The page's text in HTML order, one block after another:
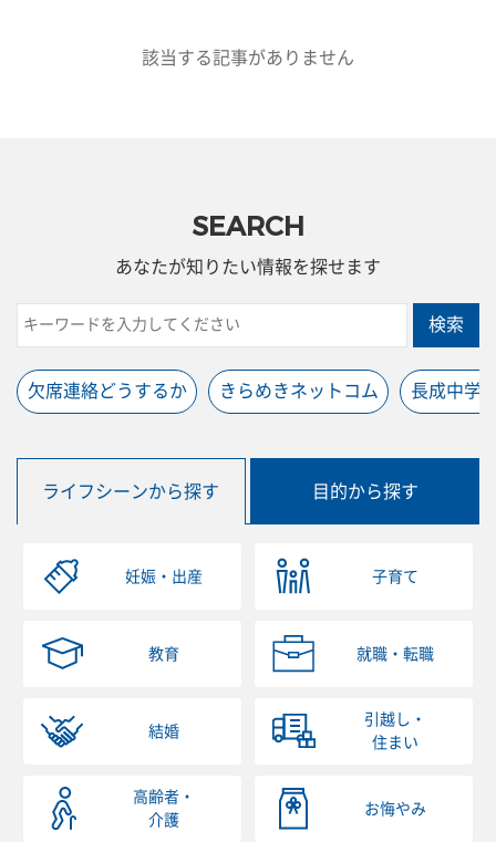
該当する記事がありません
SEARCH
あなたが知りたい情報を探せます
検索
欠席連絡どうするか きらめきネットコム 長成中学
ライフシーンから探す 目的から探す
妊娠・出産 子育て
教育 就職・転職
結婚
引越し・
住まい
高齢者・
介護
お悔やみ